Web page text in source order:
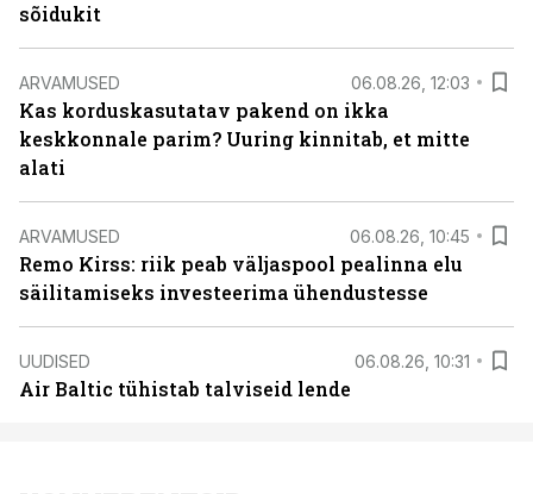
sõidukit
ARVAMUSED 06.08.26, 12:03
Kas korduskasutatav pakend on ikka
keskkonnale parim? Uuring kinnitab, et mitte
alati
ARVAMUSED 06.08.26, 10:45
Remo Kirss: riik peab väljaspool pealinna elu
säilitamiseks investeerima ühendustesse
UUDISED 06.08.26, 10:31
Air Baltic tühistab talviseid lende